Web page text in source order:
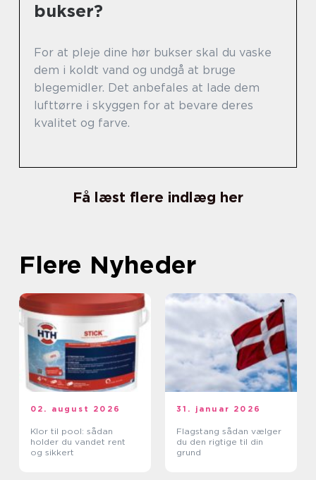
bukser?
For at pleje dine hør bukser skal du vaske
dem i koldt vand og undgå at bruge
blegemidler. Det anbefales at lade dem
lufttørre i skyggen for at bevare deres
kvalitet og farve.
Få læst flere indlæg her
Flere Nyheder
02. august 2026
Klor til pool: sådan
holder du vandet rent
og sikkert
31. januar 2026
Flagstang sådan vælger
du den rigtige til din
grund